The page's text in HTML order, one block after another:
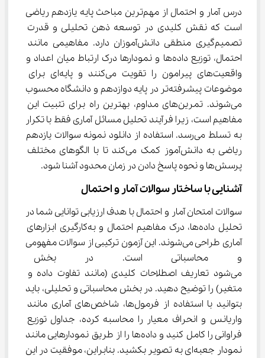
درس آمار و احتمال از مهم‌ترین مباحث پایه یازدهم ریاضی
است که نقش کلیدی در توسعه ذهن تحلیلی و قدرت
تصمیم‌گیری منطقی دانش‌آموزان دارد. مفاهیمی مانند
احتمال، توزیع داده‌ها و نمودارها درک ارتباط میان اعداد و
واقعیت‌های پیرامون را تقویت می‌کنند و پایه‌ای برای
موضوعات پیشرفته‌تر در پایه دوازدهم و دانشگاه محسوب
می‌شوند. تمرین‌های مداوم، بهترین راه برای تثبیت این
مفاهیم است، زیرا فرآیند تحلیل مسائل آماری فقط با تکرار
به تسلط می‌رسد. استفاده از دانلود نمونه سوالات یازدهم
ریاضی به دانش‌آموز کمک می‌کند تا با الگوهای مختلف
پرسش‌ها و نحوه‌ پاسخ دادن در زمان محدود آشنا شود.
آشنایی با ساختار سوالات آمار و احتمال
سوالات امتحان آمار و احتمال با هدف ارزیابی توانایی شما در
تحلیل داده‌ها، درک مفاهیم احتمال و به‌کارگیری ابزارهای
آماری طراحی می‌شوند. این آزمون ترکیبی از سوالات مفهومی
و محاسباتی است. در بخش
می‌شود تعاریف اصطلاحات کلیدی (مانند تفاوت داده و
متغیر) را توضیح دهید. در بخش محاسباتی و تحلیلی، باید
بتوانید با استفاده از فرمول‌ها، شاخص‌های آماری مانند
واریانس و انحراف معیار را محاسبه کرده، جداول توزیع
فراوانی را کامل کنید و داده‌ها را از طریق نمودارهایی مانند
نمودار جعبه‌ای به تصویر بکشید. بنابراین، موفقیت در این